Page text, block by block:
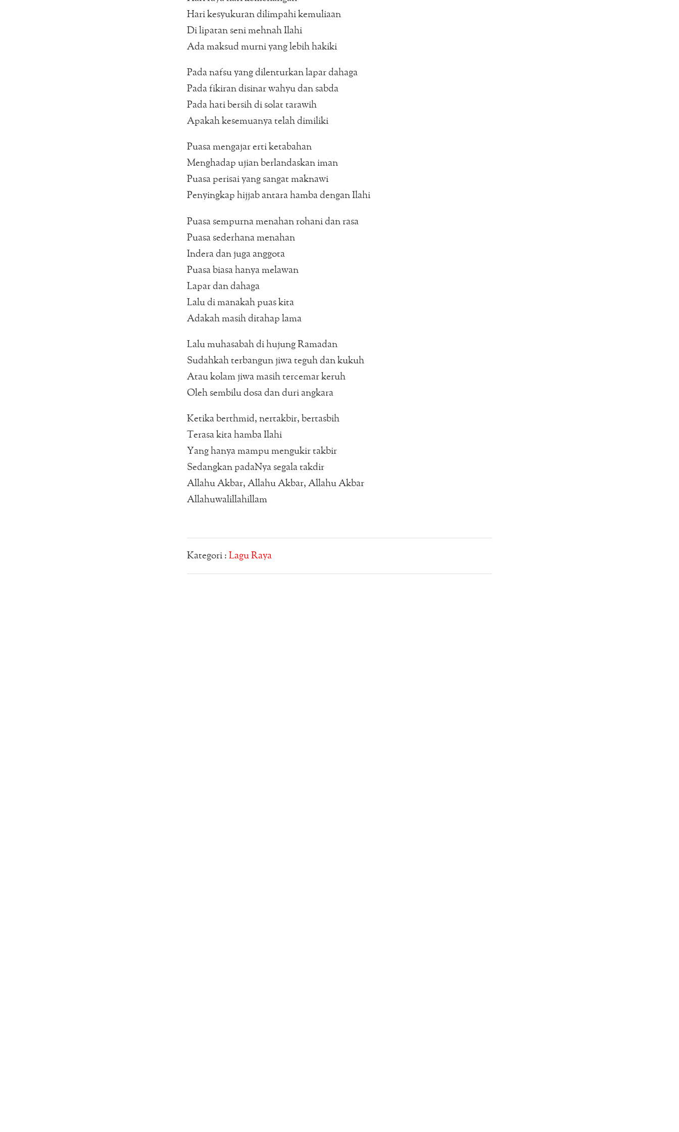
Hari kesyukuran dilimpahi kemuliaan
Di lipatan seni mehnah Ilahi
Ada maksud murni yang lebih hakiki
Pada nafsu yang dilenturkan lapar dahaga
Pada fikiran disinar wahyu dan sabda
Pada hati bersih di solat tarawih
Apakah kesemuanya telah dimiliki
Puasa mengajar erti ketabahan
Menghadap ujian berlandaskan iman
Puasa perisai yang sangat maknawi
Penyingkap hijjab antara hamba dengan Ilahi
Puasa sempurna menahan rohani dan rasa
Puasa sederhana menahan
Indera dan juga anggota
Puasa biasa hanya melawan
Lapar dan dahaga
Lalu di manakah puas kita
Adakah masih ditahap lama
Lalu muhasabah di hujung Ramadan
Sudahkah terbangun jiwa teguh dan kukuh
Atau kolam jiwa masih tercemar keruh
Oleh sembilu dosa dan duri angkara
Ketika berthmid, nertakbir, bertasbih
Terasa kita hamba Ilahi
Yang hanya mampu mengukir takbir
Sedangkan padaNya segala takdir
Allahu Akbar, Allahu Akbar, Allahu Akbar
Allahuwalillahillam
Kategori : Lagu Raya